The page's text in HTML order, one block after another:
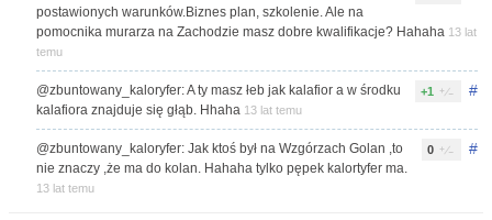
postawionych warunków.Biznes plan, szkolenie. Ale na
pomocnika murarza na Zachodzie masz dobre kwalifikacje? Hahaha 13 lat
temu
#
+1
@zbuntowany_kaloryfer: A ty masz łeb jak kalafior a w środku
kalafiora znajduje się głąb. Hhaha 13 lat temu
#
0
@zbuntowany_kaloryfer: Jak ktoś był na Wzgórzach Golan ,to
nie znaczy ,że ma do kolan. Hahaha tylko pępek kalortyfer ma.
13 lat temu